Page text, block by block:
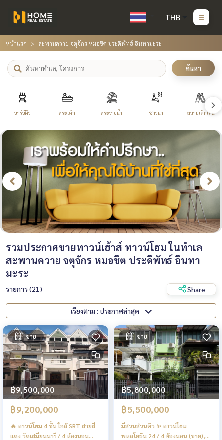
THB
หน้าแรก สะพานควาย จตุจักร หมอชิต ประดิพัทธ์ อินทามะระ
ค้นหา
บาร์บีคิว สระเด็ก สระว่ายน้ำ ซาวน่า สนามเด็กเล่น
รวมประกาศขายทาวน์เฮ้าส์ ทาวน์โฮม ในทำเล
สะพานควาย จตุจักร หมอชิต ประดิพัทธ์ อินทา
มะระ
รายการ (21) Share
เรียงตาม : ประกาศล่าสุด
ขาย
฿9,500,000
฿9,200,000
🔥 ทาวน์โฮม 4 ชั้น ใกล้ SRT สายสี
แดง วัดเสมียนนารี / 4 ห้องนอน
ขาย
฿5,800,000
฿5,500,000
มีสวนส่วนตัว ✨ ทาวน์โฮม
พหลโยธิน 24 / 4 ห้องนอน (ขาย),